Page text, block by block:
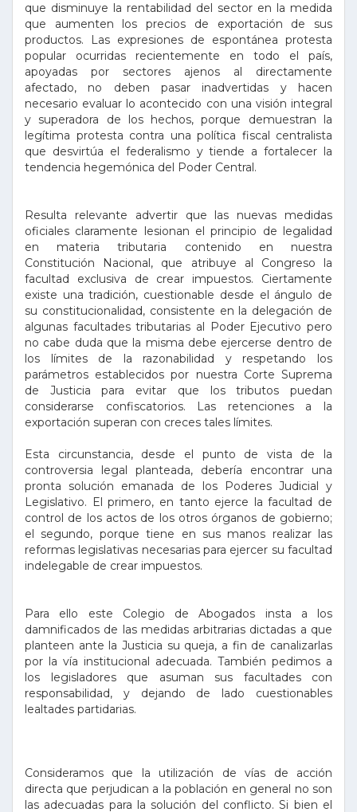
que disminuye la rentabilidad del sector en la medida
que aumenten los precios de exportación de sus
productos. Las expresiones de espontánea protesta
popular ocurridas recientemente en todo el país,
apoyadas por sectores ajenos al directamente
afectado, no deben pasar inadvertidas y hacen
necesario evaluar lo acontecido con una visión integral
y superadora de los hechos, porque demuestran la
legítima protesta contra una política fiscal centralista
que desvirtúa el federalismo y tiende a fortalecer la
tendencia hegemónica del Poder Central.
Resulta relevante advertir que las nuevas medidas
oficiales claramente lesionan el principio de legalidad
en materia tributaria contenido en nuestra
Constitución Nacional, que atribuye al Congreso la
facultad exclusiva de crear impuestos. Ciertamente
existe una tradición, cuestionable desde el ángulo de
su constitucionalidad, consistente en la delegación de
algunas facultades tributarias al Poder Ejecutivo pero
no cabe duda que la misma debe ejercerse dentro de
los límites de la razonabilidad y respetando los
parámetros establecidos por nuestra Corte Suprema
de Justicia para evitar que los tributos puedan
considerarse confiscatorios. Las retenciones a la
exportación superan con creces tales límites.
Esta circunstancia, desde el punto de vista de la
controversia legal planteada, debería encontrar una
pronta solución emanada de los Poderes Judicial y
Legislativo. El primero, en tanto ejerce la facultad de
control de los actos de los otros órganos de gobierno;
el segundo, porque tiene en sus manos realizar las
reformas legislativas necesarias para ejercer su facultad
indelegable de crear impuestos.
Para ello este Colegio de Abogados insta a los
damnificados de las medidas arbitrarias dictadas a que
planteen ante la Justicia su queja, a fin de canalizarlas
por la vía institucional adecuada. También pedimos a
los legisladores que asuman sus facultades con
responsabilidad, y dejando de lado cuestionables
lealtades partidarias.
Consideramos que la utilización de vías de acción
directa que perjudican a la población en general no son
las adecuadas para la solución del conflicto. Si bien el